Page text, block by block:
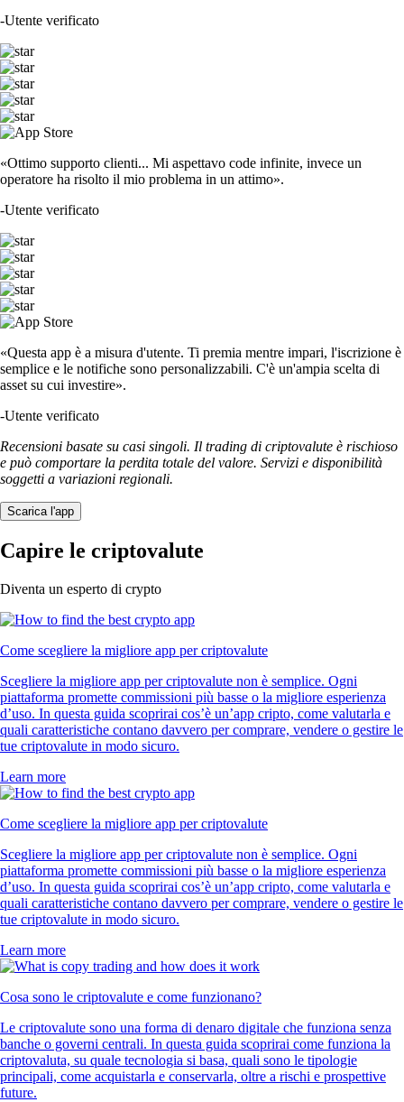
-Utente verificato
«Ottimo supporto clienti... Mi aspettavo code infinite, invece un
operatore ha risolto il mio problema in un attimo».
-Utente verificato
«Questa app è a misura d'utente. Ti premia mentre impari, l'iscrizione è
semplice e le notifiche sono personalizzabili. C'è un'ampia scelta di
asset su cui investire».
-Utente verificato
Recensioni basate su casi singoli. Il trading di criptovalute è rischioso
e può comportare la perdita totale del valore. Servizi e disponibilità
soggetti a variazioni regionali.
Scarica l'app
Capire le criptovalute
Diventa un esperto di crypto
Come scegliere la migliore app per criptovalute
Scegliere la migliore app per criptovalute non è semplice. Ogni
piattaforma promette commissioni più basse o la migliore esperienza
d’uso. In questa guida scoprirai cos’è un’app cripto, come valutarla e
quali caratteristiche contano davvero per comprare, vendere o gestire le
tue criptovalute in modo sicuro.
Learn more
Come scegliere la migliore app per criptovalute
Scegliere la migliore app per criptovalute non è semplice. Ogni
piattaforma promette commissioni più basse o la migliore esperienza
d’uso. In questa guida scoprirai cos’è un’app cripto, come valutarla e
quali caratteristiche contano davvero per comprare, vendere o gestire le
tue criptovalute in modo sicuro.
Learn more
Cosa sono le criptovalute e come funzionano?
Le criptovalute sono una forma di denaro digitale che funziona senza
banche o governi centrali. In questa guida scoprirai come funziona la
criptovaluta, su quale tecnologia si basa, quali sono le tipologie
principali, come acquistarla e conservarla, oltre a rischi e prospettive
future.